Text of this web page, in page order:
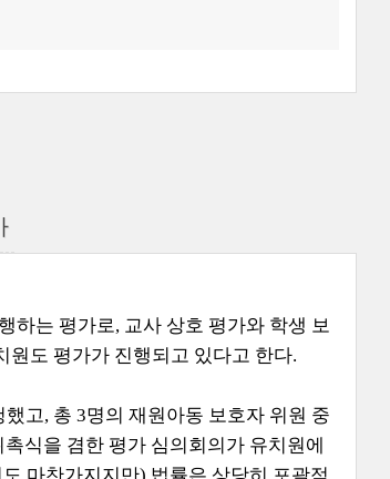
하는 평가로, 교사 상호 평가와 학생 보
도 평가가 진행되고 있다고 한다.
고, 총 3명의 재원아동 보호자 위원 중
식을 겸한 평가 심의회의가 유치원에